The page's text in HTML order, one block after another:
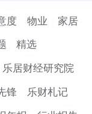
度 物业 家居
精选
乐居财经研究院
锋 乐财札记